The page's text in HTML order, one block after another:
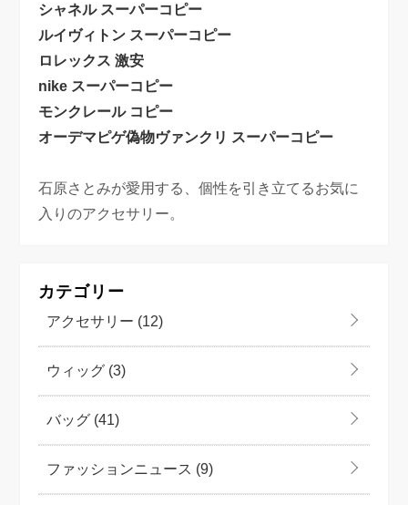
シャネル スーパーコピー
ルイヴィトン スーパーコピー
ロレックス 激安
nike スーパーコピー
モンクレール コピー
オーデマピゲ偽物ヴァンクリ スーパーコピー
石原さとみが愛用する、個性を引き立てるお気に
入りのアクセサリー。
カテゴリー
アクセサリー (12)
ウィッグ (3)
バッグ (41)
ファッションニュース (9)